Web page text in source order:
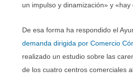
un impulso y dinamización» y «hay
De esa forma ha respondido el
demanda dirigida por Comercio
realizado un estudio sobre las
de los cuatro centros comerciales